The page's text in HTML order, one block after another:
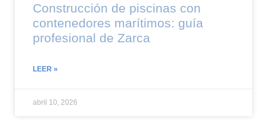
Construcción de piscinas con
contenedores marítimos: guía
profesional de Zarca
LEER »
abril 10, 2026